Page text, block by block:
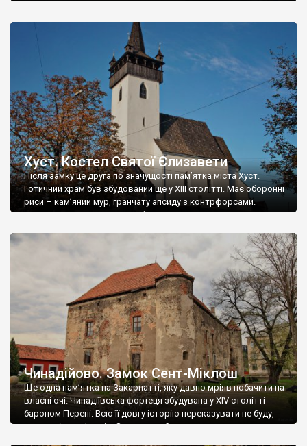
Хуст. Костел Святої Єлизавети
Після замку це друга по значущості пам’ятка міста Хуст.
Готичний храм був збудований ще у ХІІІ столітті. Має оборонні
риси – кам’яний мур, гранчату апсиду з контрфорсами.
Костел неодноразово перебудовувався. А з ХVI століття
церква. Нині храм виглядає чудово. Однак стиснутий щільною
міською забудовою. Його добре видно з замку. […]
Чинадійово. Замок Сент-Міклош
Ще одна пам’ятка на Закарпатті, яку давно мріяв побачити на
власні очі. Чинадіївська фортеця збудувана у ХIV столітті
бароном Перені. Всю її довгу історію переказувати не буду,
лиш декілька фактів: Замок перебудовувався неодноразово,